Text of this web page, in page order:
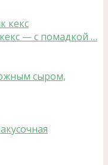
— с помадкой …
сыром,